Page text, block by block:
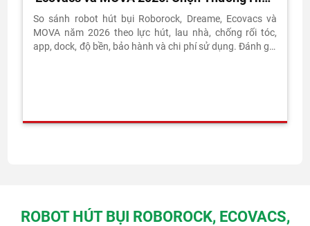
Nào?
So sánh robot hút bụi Roborock, Dreame, Ecovacs và
MOVA năm 2026 theo lực hút, lau nhà, chống rối tóc,
app, dock, độ bền, bảo hành và chi phí sử dụng. Đánh giá
ROBOT HÚT BỤI ROBOROCK, ECOVACS,